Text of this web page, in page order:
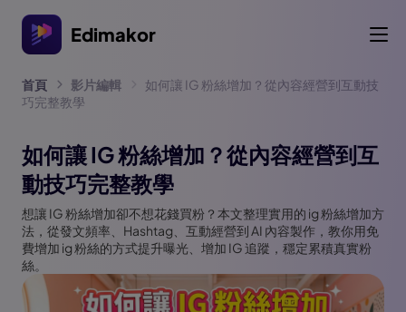
Edimakor
首頁 影片編輯
如何讓 IG 粉絲增加？從內容經營到互動技
巧完整教學
如何讓 IG 粉絲增加？從內容經營到互
動技巧完整教學
想讓 IG 粉絲增加卻不想花錢買粉？本文整理實用的 ig 粉絲增加方
法，從發文頻率、Hashtag、互動經營到 AI 內容製作，教你用免
費增加 ig 粉絲的方式提升曝光、增加 IG 追蹤，穩定累積真實粉
絲。